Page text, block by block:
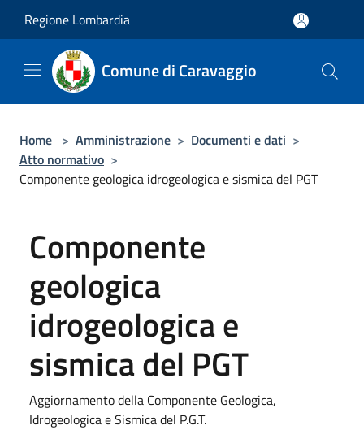
Regione Lombardia
Comune di Caravaggio
Home > Amministrazione > Documenti e dati >
Atto normativo >
Componente geologica idrogeologica e sismica del PGT
Componente
geologica
idrogeologica e
sismica del PGT
Aggiornamento della Componente Geologica,
Idrogeologica e Sismica del P.G.T.